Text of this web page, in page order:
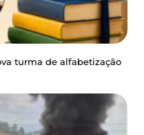
turma de alfabetização